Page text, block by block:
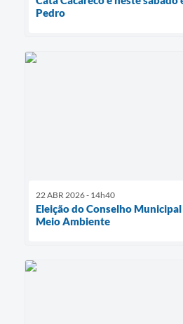
Pedro
22 ABR 2026 - 14h40
Eleição do Conselho
Meio Ambiente